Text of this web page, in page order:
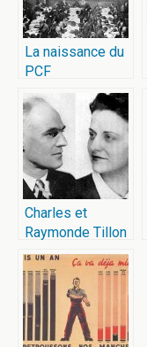
La naissance du
PCF
Charles et
Raymonde Tillon